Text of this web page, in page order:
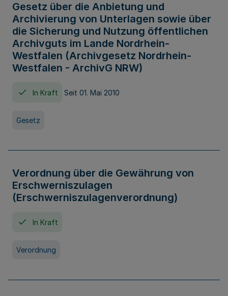
Gesetz über die Anbietung und
Archivierung von Unterlagen sowie über
die Sicherung und Nutzung öffentlichen
Archivguts im Lande Nordrhein-
Westfalen (Archivgesetz Nordrhein-
Westfalen - ArchivG NRW)
In Kraft Seit 01. Mai 2010
Gesetz
Verordnung über die Gewährung von
Erschwerniszulagen
(Erschwerniszulagenverordnung)
In Kraft
Verordnung